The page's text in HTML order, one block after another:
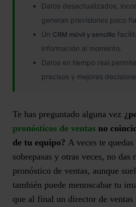
Datos desactualizados,
generan previsiones poco
Un CRM móvil y sencillo
información al momento.
Datos en tiempo real
precisos y mejores
Te has preguntado alguna vez
pronósticos de ventas no
de tu equipo? A veces te
sobrepasas y otras veces, no
pronóstico de ventas, aunque
también puede menoscabar tu
que al final un director de ventas